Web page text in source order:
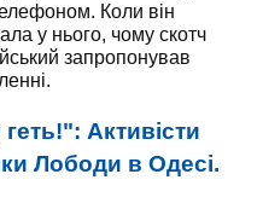
Коли він
у нього, чому скотч
запропонував
Активісти
Лободи в Одесі.